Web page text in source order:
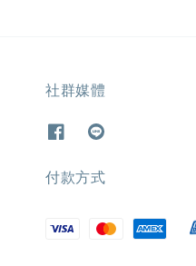
社群媒體
付款方式